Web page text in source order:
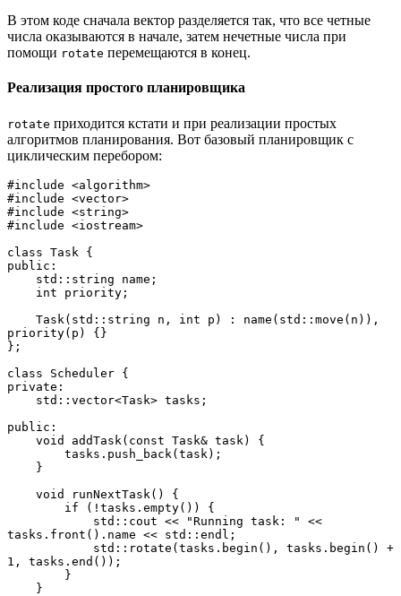
В этом коде сначала вектор разделяется так, что все четные
числа оказываются в начале, затем нечетные числа при
помощи rotate перемещаются в конец.
Реализация простого планировщика
rotate приходится кстати и при реализации простых
алгоритмов планирования. Вот базовый планировщик с
циклическим перебором:
#include <algorithm>
#include <vector>
#include <string>
#include <iostream>
class Task {
public:
    std::string name;
    int priority;
priority(p) {}
};
class Scheduler {
private:
    std::vector<Task> tasks;
public:
    void addTask(const Task& task) {
        tasks.push_back(task);
    }
    void runNextTask() {
        if (!tasks.empty()) {
tasks.front().name << std::endl;
1, tasks.end());
        }
    }